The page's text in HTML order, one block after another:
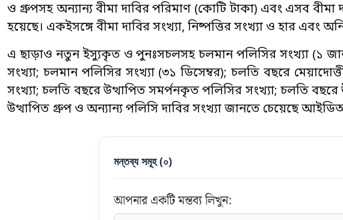
ও গ্রুপসহ অন্যান্য বীমা দাবির পরিমাণ (কোটি টাকা) এবং এসব বীমা
হয়েছে। একইসঙ্গে বীমা দাবির সংখ্যা, নিষ্পত্তির সংখ্যা ও হার এবং
এ ছাড়াও নতুন ইস্যুকৃত ও পুনঃসচলসহ চলমান পলিসির সংখ্যা (১
সংখ্যা; চলমান পলিসির সংখ্যা (৩১ ডিসেম্বর); চলতি বছরে
সংখ্যা; চলতি বছরে উত্থাপিত সমর্পনকৃত পলিসির সংখ্যা; চলতি
উত্থাপিত গ্রুপ ও অন্যান্য পলিসি দাবির সংখ্যা জানতে চেয়েছে
মন্তব্য সমূহ (০)
আপনার একটি মন্তব্য লিখুন: